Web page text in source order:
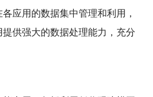
应用的数据集中管理和利用，
供强大的数据处理能力，充分